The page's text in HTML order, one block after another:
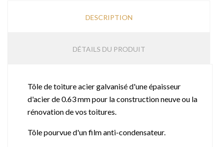
DESCRIPTION
DÉTAILS DU PRODUIT
Tôle de toiture acier galvanisé d'une épaisseur
d'acier de 0.63 mm pour la construction neuve ou la
rénovation de vos toitures.
Tôle pourvue d'un film anti-condensateur.